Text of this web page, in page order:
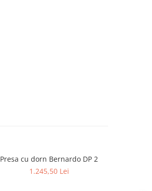
Presa cu dorn Bernardo DP 2
1.245,50 Lei